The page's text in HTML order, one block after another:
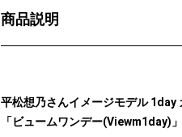
商品説明
平松想乃さんイメージモデル 1day
「ビュームワンデー(Viewm1day)